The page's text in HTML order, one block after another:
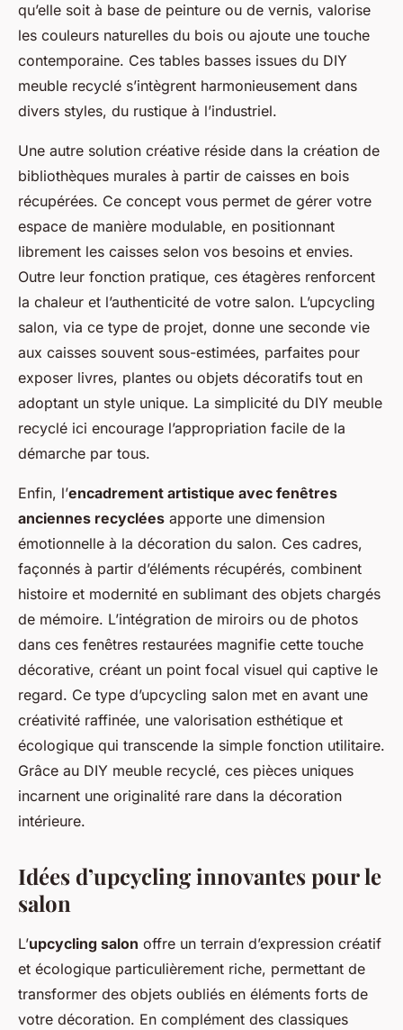
qu’elle soit à base de peinture ou de vernis, valorise
les couleurs naturelles du bois ou ajoute une touche
contemporaine. Ces tables basses issues du DIY
meuble recyclé s’intègrent harmonieusement dans
divers styles, du rustique à l’industriel.
Une autre solution créative réside dans la création de
bibliothèques murales à partir de caisses en bois
récupérées. Ce concept vous permet de gérer votre
espace de manière modulable, en positionnant
librement les caisses selon vos besoins et envies.
Outre leur fonction pratique, ces étagères renforcent
la chaleur et l’authenticité de votre salon. L’upcycling
salon, via ce type de projet, donne une seconde vie
aux caisses souvent sous-estimées, parfaites pour
exposer livres, plantes ou objets décoratifs tout en
adoptant un style unique. La simplicité du DIY meuble
recyclé ici encourage l’appropriation facile de la
démarche par tous.
Enfin, l’encadrement artistique avec fenêtres
anciennes recyclées apporte une dimension
émotionnelle à la décoration du salon. Ces cadres,
façonnés à partir d’éléments récupérés, combinent
histoire et modernité en sublimant des objets chargés
de mémoire. L’intégration de miroirs ou de photos
dans ces fenêtres restaurées magnifie cette touche
décorative, créant un point focal visuel qui captive le
regard. Ce type d’upcycling salon met en avant une
créativité raffinée, une valorisation esthétique et
écologique qui transcende la simple fonction utilitaire.
Grâce au DIY meuble recyclé, ces pièces uniques
incarnent une originalité rare dans la décoration
intérieure.
Idées d’upcycling innovantes pour le
salon
L’upcycling salon offre un terrain d’expression créatif
et écologique particulièrement riche, permettant de
transformer des objets oubliés en éléments forts de
votre décoration. En complément des classiques